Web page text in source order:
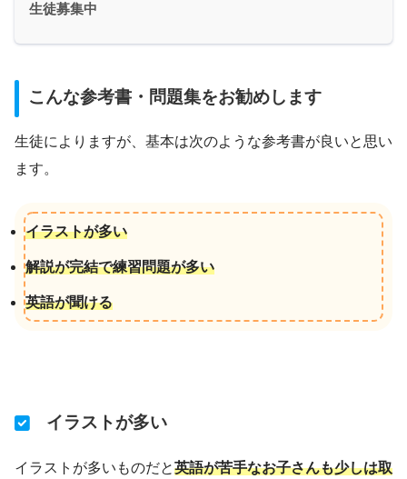
生徒募集中
こんな参考書・問題集をお勧めします
生徒によりますが、基本は次のような参考書が良いと思い
ます。
イラストが多い
解説が完結で練習問題が多い
英語が聞ける
イラストが多い
イラストが多いものだと英語が苦手なお子さんも少しは取